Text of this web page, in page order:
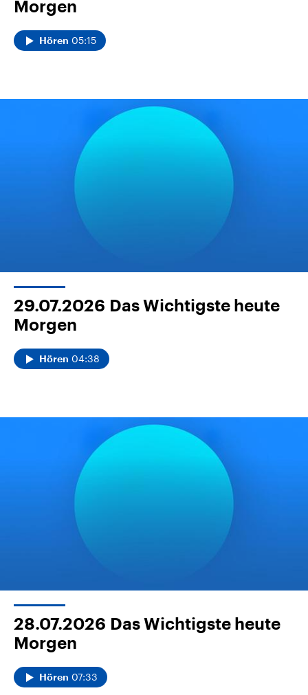
Morgen
Hören 05:15
29.07.2026 Das Wichtigste heute
Morgen
Hören 04:38
28.07.2026 Das Wichtigste heute
Morgen
Hören 07:33